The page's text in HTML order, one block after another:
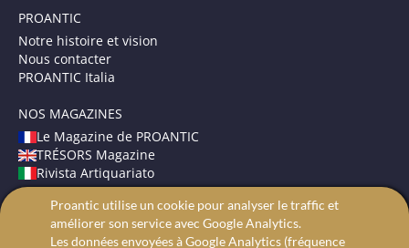
PROANTIC
Notre histoire et vision
Nous contacter
PROANTIC Italia
NOS MAGAZINES
Le Magazine de PROANTIC
TRÉSORS Magazine
Rivista Artiquariato
CONDITIONS GÉNÉRALES
Mentions légales
Proantic utilise un cookie pour analyser le traffic et
améliorer son service avec Google Analytics.
Les données envoyées à Google Analytics (fréquence